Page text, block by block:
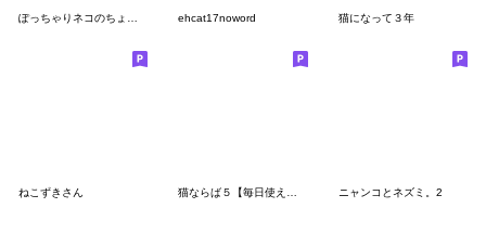
ehcat17noword 猫になって３年
ねこずきさん 猫ならば５【毎日使える】 ニャンコとネズミ。2